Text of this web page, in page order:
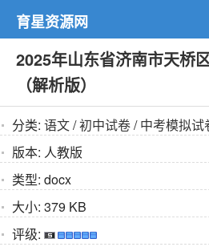
育星资源网
2025年山东省济南市天桥
（解析版）
分类: 语文/初中试卷/中考模拟试
版本: 人教版
类型: docx
大小: 379 KB
评级: